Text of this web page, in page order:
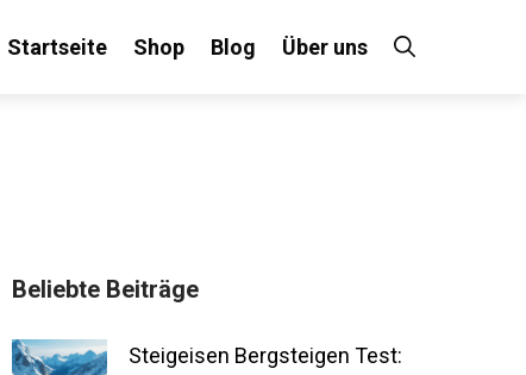
Startseite Shop Blog Über uns
Beliebte Beiträge
Steigeisen Bergsteigen Test: